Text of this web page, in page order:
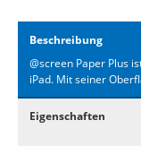
Beschreibung
@screen Paper Plus
iPad. Mit seiner
Eigenschaften